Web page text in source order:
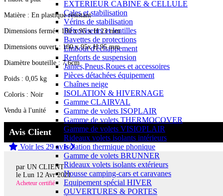
EXTERIEUR CABINE & CELLULE
Cales et stabilisation
Vérins de stabilisation
Rétroviseurs et lentilles
Bavettes de protections
Embout d'échappement
Renforts de suspension
Jantes,Pneus,Roues et accessoires
Pièces détachées équipement
Chaînes neige
ISOLATION & HIVERNAGE
Gamme CLAIRVAL
Gamme de volets ISOPLAIR
Gamme de volets THERMOCOVER
Gamme de volets VISIOPLAIR
Rideaux volets isolants intérieurs
Isolation thermique phonique
Gamme de volets BRUNNER
Rideaux volets isolants extérieurs
Housse camping-cars et caravanes
Equipement spécial HIVER
OUVERTURES & PORTES
Matière : En plastique résistant
Dimensions fermé : 100 x 95 x H 23 mm
Dimensions ouvert : 100 x 95x H 95 mm
Diamètre bouteille : 7,6cm
Poids : 0,05 kg
Coloris : Noir
Vendu à l'unité
Avis Client
Voir les 29 avis
par UN CLIENT
le Lun 12 Avr 2021
Acheteur certifié